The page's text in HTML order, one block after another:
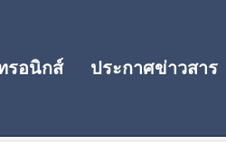
รอนิกส์ ประกาศข่าวสาร